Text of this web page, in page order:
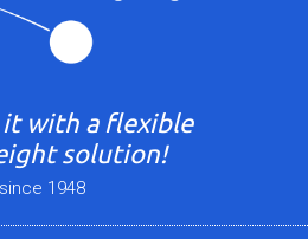
it with a flexible
solution!
since 1948